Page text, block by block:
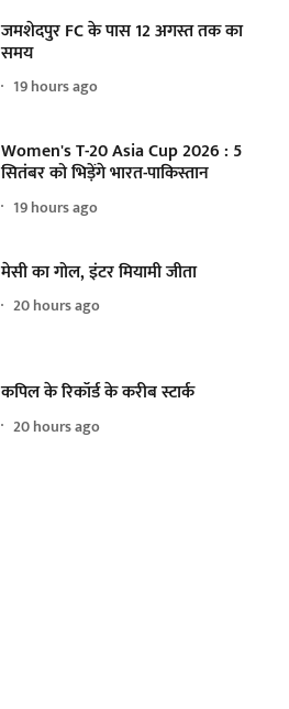
जमशेदपुर FC के पास 12 अगस्त तक का
समय
19 hours ago
Women's T-20 Asia Cup 2026 : 5
सितंबर को भिड़ेंगे भारत-पाकिस्तान
19 hours ago
मेसी का गोल, इंटर मियामी जीता
20 hours ago
कपिल के रिकॉर्ड के करीब स्टार्क
20 hours ago